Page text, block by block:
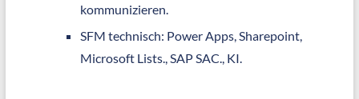
kommunizieren.
SFM technisch: Power Apps, Sharepoint,
Microsoft Lists., SAP SAC., KI.